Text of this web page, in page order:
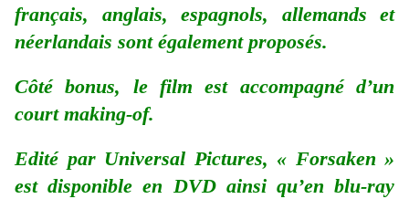
français, anglais, espagnols, allemands et
néerlandais sont également proposés.
Côté bonus, le film est accompagné d’un
court making-of.
Edité par Universal Pictures, « Forsaken »
est disponible en DVD ainsi qu’en blu-ray